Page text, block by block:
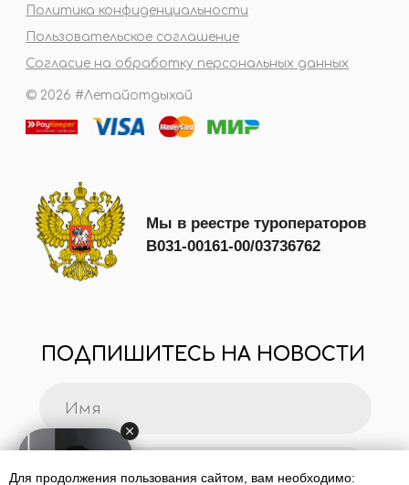
Для продолжения пользования сайтом, вам необходимо: